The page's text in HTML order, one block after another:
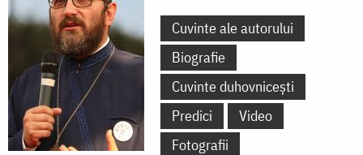
Cuvinte ale autorului
Biografie
Cuvinte duhovnicești
Predici
Video
Fotografii